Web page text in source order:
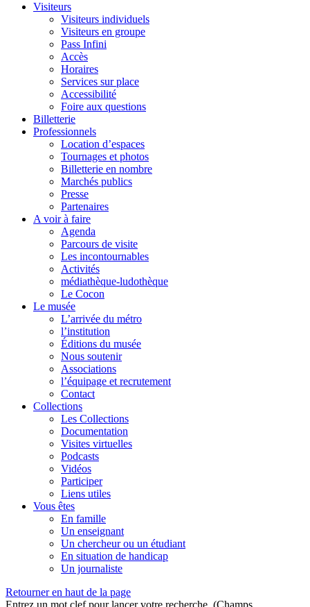
Visiteurs
Visiteurs individuels
Visiteurs en groupe
Pass Infini
Accès
Horaires
Services sur place
Accessibilité
Foire aux questions
Billetterie
Professionnels
Location d’espaces
Tournages et photos
Billetterie en nombre
Marchés publics
Presse
Partenaires
A voir à faire
Agenda
Parcours de visite
Les incontournables
Activités
médiathèque-ludothèque
Le Cocon
Le musée
L’arrivée du métro
l’institution
Éditions du musée
Nous soutenir
Associations
l’équipage et recrutement
Contact
Collections
Les Collections
Documentation
Visites virtuelles
Podcasts
Vidéos
Participer
Liens utiles
Vous êtes
En famille
Un enseignant
Un chercheur ou un étudiant
En situation de handicap
Un journaliste
Retourner en haut de la page